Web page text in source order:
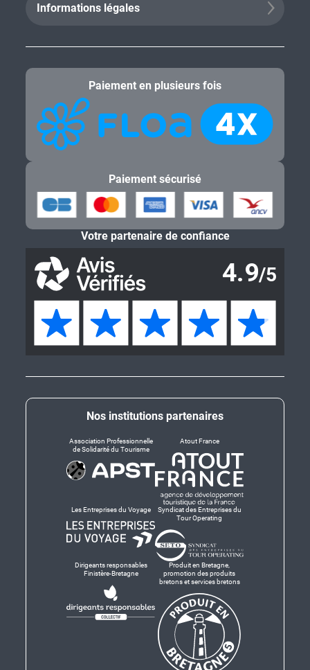
Informations légales
Nos institutions partenaires
Association Professionnelle
de Solidarité du Tourisme
Atout France
Les Entreprises du Voyage
Syndicat des Entreprises du
Tour Operating
Dirigeants responsables
Finistère-Bretagne
Produit en Bretagne,
promotion des produits
bretons et services bretons
Paiement en plusieurs fois
Paiement sécurisé
Votre partenaire de confiance